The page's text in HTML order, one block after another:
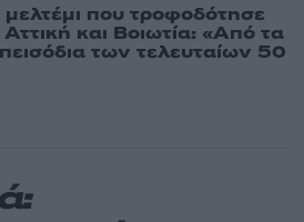
που τροφοδότησε
Αττική και Βοιωτία: «Από τα
των τελευταίων 50